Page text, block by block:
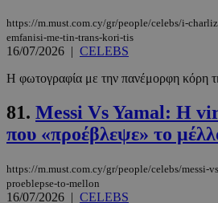
https://m.must.com.cy/gr/people/celebs/i-
emfanisi-me-tin-trans-kori-tis
16/07/2026 | CELEBS
Η φωτογραφία με την πανέμορφη κόρη
81. Messi Vs Yamal: Η
που «προέβλεψε» το
https://m.must.com.cy/gr/people/celebs/messi-
proeblepse-to-mellon
16/07/2026 | CELEBS